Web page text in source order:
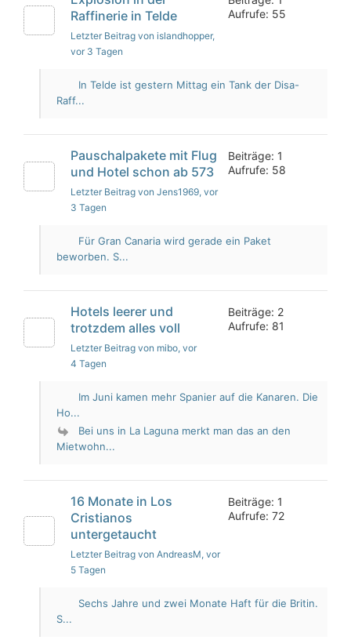
Raffinerie in Telde
Letzter Beitrag von islandhopper,
vor 3 Tagen
Aufrufe: 55
In Telde ist gestern Mittag ein Tank der Disa-
Raff...
Pauschalpakete mit Flug
und Hotel schon ab 573
Letzter Beitrag von Jens1969, vor
3 Tagen
Beiträge: 1
Aufrufe: 58
Für Gran Canaria wird gerade ein Paket
beworben. S...
Hotels leerer und
trotzdem alles voll
Letzter Beitrag von mibo, vor
4 Tagen
Beiträge: 2
Aufrufe: 81
Im Juni kamen mehr Spanier auf die Kanaren. Die
Ho...
Bei uns in La Laguna merkt man das an den
Mietwohn...
16 Monate in Los
Cristianos
untergetaucht
Letzter Beitrag von AndreasM, vor
5 Tagen
Beiträge: 1
Aufrufe: 72
Sechs Jahre und zwei Monate Haft für die Britin.
S...